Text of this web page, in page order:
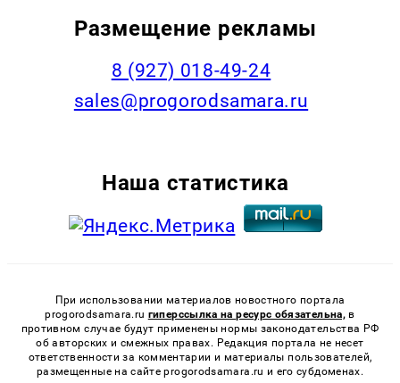
Размещение рекламы
8 (927) 018-49-24
sales@progorodsamara.ru
Наша статистика
При использовании материалов новостного портала
progorodsamara.ru гиперссылка на ресурс обязательна, в
противном случае будут применены нормы законодательства РФ
об авторских и смежных правах. Редакция портала не несет
ответственности за комментарии и материалы пользователей,
размещенные на сайте progorodsamara.ru и его субдоменах.